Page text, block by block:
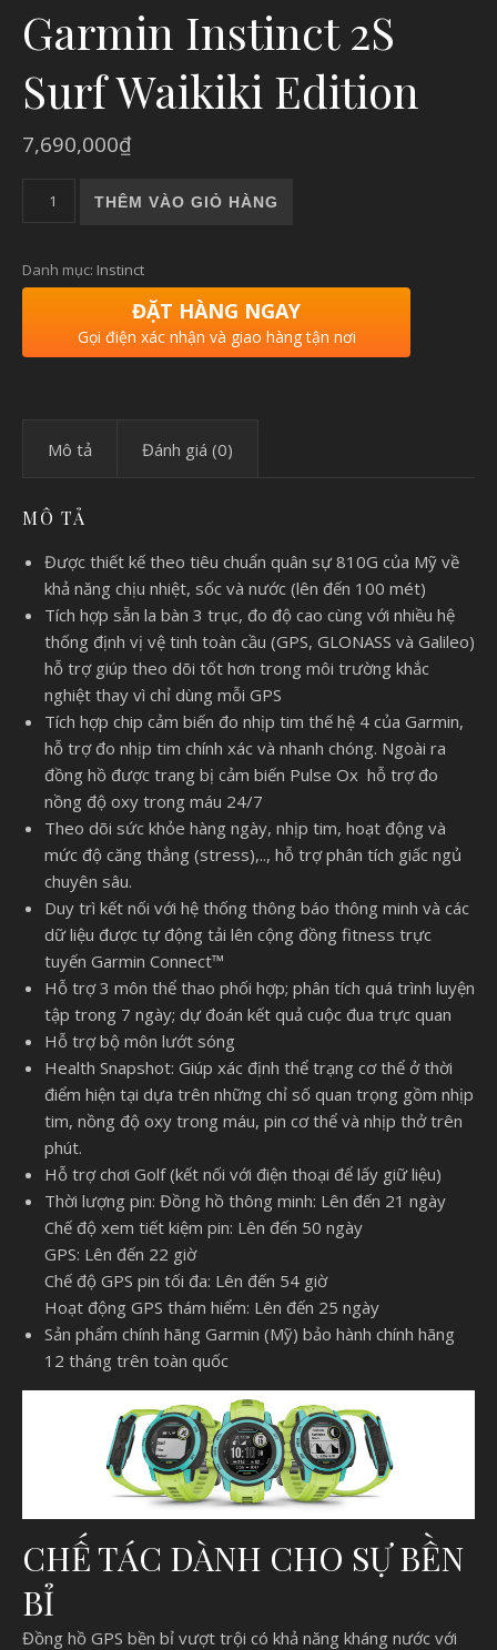
Garmin Instinct 2S
Surf Waikiki Edition
7,690,000₫
Garmin Instinct 2S Surf Waikiki Edition số lượng
THÊM VÀO GIỎ HÀNG
Danh mục: Instinct
ĐẶT HÀNG NGAY
Gọi điện xác nhận và giao hàng tận nơi
Mô tả Đánh giá (0)
MÔ TẢ
Được thiết kế theo tiêu chuẩn quân sự 810G của Mỹ về
khả năng chịu nhiệt, sốc và nước (lên đến 100 mét)
Tích hợp sẵn la bàn 3 trục, đo độ cao cùng với nhiều hệ
thống định vị vệ tinh toàn cầu (GPS, GLONASS và Galileo)
hỗ trợ giúp theo dõi tốt hơn trong môi trường khắc
nghiệt thay vì chỉ dùng mỗi GPS
Tích hợp chip cảm biến đo nhịp tim thế hệ 4 của Garmin,
hỗ trợ đo nhịp tim chính xác và nhanh chóng. Ngoài ra
đồng hồ được trang bị cảm biến Pulse Ox hỗ trợ đo
nồng độ oxy trong máu 24/7
Theo dõi sức khỏe hàng ngày, nhịp tim, hoạt động và
mức độ căng thẳng (stress),.., hỗ trợ phân tích giấc ngủ
chuyên sâu.
Duy trì kết nối với hệ thống thông báo thông minh và các
dữ liệu được tự động tải lên cộng đồng fitness trực
tuyến Garmin Connect™
Hỗ trợ 3 môn thể thao phối hợp; phân tích quá trình luyện
tập trong 7 ngày; dự đoán kết quả cuộc đua trực quan
Hỗ trợ bộ môn lướt sóng
Health Snapshot: Giúp xác định thể trạng cơ thể ở thời
điểm hiện tại dựa trên những chỉ số quan trọng gồm nhịp
tim, nồng độ oxy trong máu, pin cơ thể và nhịp thở trên
phút.
Hỗ trợ chơi Golf (kết nối với điện thoại để lấy giữ liệu)
Thời lượng pin: Đồng hồ thông minh: Lên đến 21 ngày
Chế độ xem tiết kiệm pin: Lên đến 50 ngày
GPS: Lên đến 22 giờ
Chế độ GPS pin tối đa: Lên đến 54 giờ
Hoạt động GPS thám hiểm: Lên đến 25 ngày
Sản phẩm chính hãng Garmin (Mỹ) bảo hành chính hãng
12 tháng trên toàn quốc
CHẾ TÁC DÀNH CHO SỰ BỀN
BỈ
Đồng hồ GPS bền bỉ vượt trội có khả năng kháng nước với